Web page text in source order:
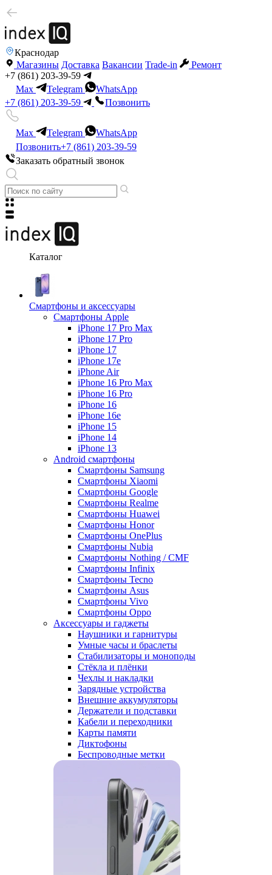
Краснодар
Магазины Доставка Вакансии Trade-in
Ремонт
+7 (861) 203-39-59
Max
Telegram
WhatsApp
+7 (861) 203-39-59
Позвонить
Max Telegram
WhatsApp
Позвонить+7 (861) 203-39-59
Заказать обратный звонок
Каталог
Смартфоны и аксессуары
Смартфоны Apple
iPhone 17 Pro Max
iPhone 17 Pro
iPhone 17
iPhone 17e
iPhone Air
iPhone 16 Pro Max
iPhone 16 Pro
iPhone 16
iPhone 16e
iPhone 15
iPhone 14
iPhone 13
Android cмартфоны
Смартфоны Samsung
Смартфоны Xiaomi
Смартфоны Google
Смартфоны Realme
Смартфоны Huawei
Смартфоны Honor
Смартфоны OnePlus
Смартфоны Nubia
Смартфоны Nothing / CMF
Смартфоны Infinix
Смартфоны Tecno
Смартфоны Asus
Смартфоны Vivo
Смартфоны Oppo
Аксессуары и гаджеты
Наушники и гарнитуры
Умные часы и браслеты
Стабилизаторы и моноподы
Стёкла и плёнки
Чехлы и накладки
Зарядные устройства
Внешние аккумуляторы
Держатели и подставки
Кабели и переходники
Карты памяти
Диктофоны
Беспроводные метки